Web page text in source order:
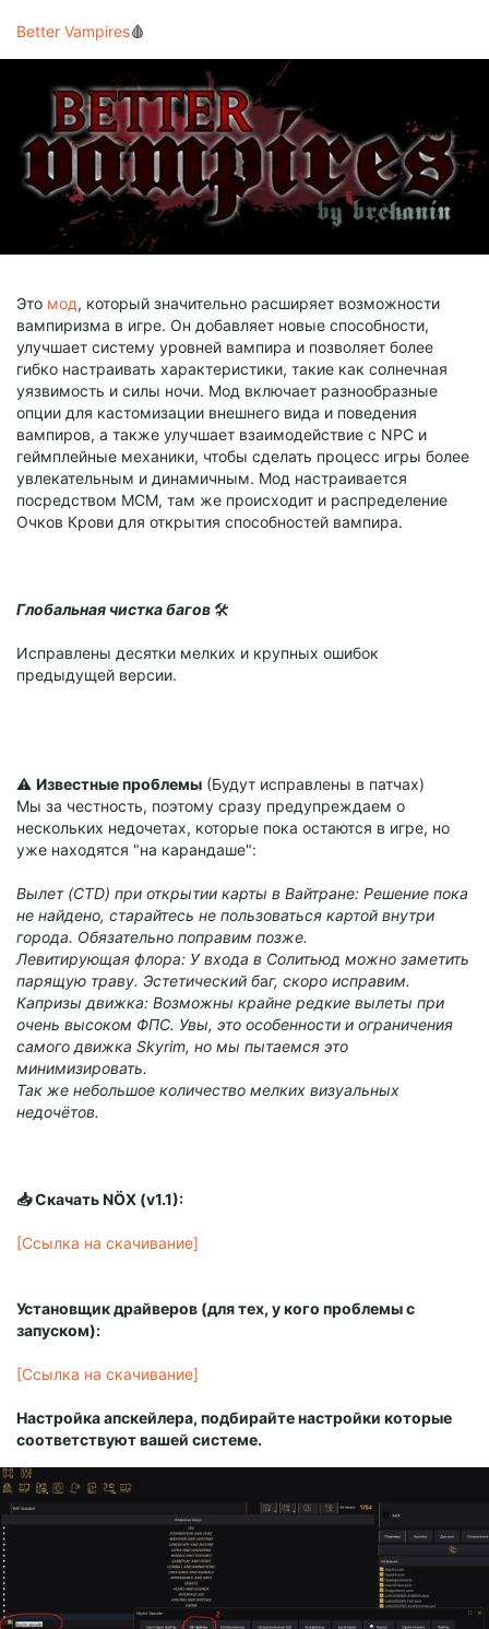
Better Vampires🩸
Это мод, который значительно расширяет возможности
вампиризма в игре. Он добавляет новые способности,
улучшает систему уровней вампира и позволяет более
гибко настраивать характеристики, такие как солнечная
уязвимость и силы ночи. Мод включает разнообразные
опции для кастомизации внешнего вида и поведения
вампиров, а также улучшает взаимодействие с NPC и
геймплейные механики, чтобы сделать процесс игры более
увлекательным и динамичным. Мод настраивается
посредством МСМ, там же происходит и распределение
Очков Крови для открытия способностей вампира.
Глобальная чистка багов 🛠️
Исправлены десятки мелких и крупных ошибок
предыдущей версии.
⚠️ Известные проблемы (Будут исправлены в патчах)
​Мы за честность, поэтому сразу предупреждаем о
нескольких недочетах, которые пока остаются в игре, но
уже находятся "на карандаше":
Вылет (CTD) при открытии карты в Вайтране: Решение пока
не найдено, старайтесь не пользоваться картой внутри
города. Обязательно поправим позже.
Левитирующая флора: У входа в Солитьюд можно заметить
парящую траву. Эстетический баг, скоро исправим.
Капризы движка: Возможны крайне редкие вылеты при
очень высоком ФПС. Увы, это особенности и ограничения
самого движка Skyrim, но мы пытаемся это
минимизировать.
Так же небольшое количество мелких визуальных
недочётов.
📥 Скачать NÖX (v1.1):
[Ссылка на скачивание]
Установщик драйверов (для тех, у кого проблемы с
запуском):
[Ссылка на скачивание]
Настройка апскейлера, подбирайте настройки которые
соответствуют вашей системе.